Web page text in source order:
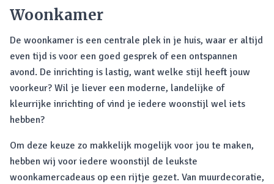
Woonkamer
De woonkamer is een centrale plek in je huis, waar er altijd
even tijd is voor een goed gesprek of een ontspannen
avond. De inrichting is lastig, want welke stijl heeft jouw
voorkeur? Wil je liever een moderne, landelijke of
kleurrijke inrichting of vind je iedere woonstijl wel iets
hebben?
Om deze keuze zo makkelijk mogelijk voor jou te maken,
hebben wij voor iedere woonstijl de leukste
woonkamercadeaus op een rijtje gezet. Van muurdecoratie,